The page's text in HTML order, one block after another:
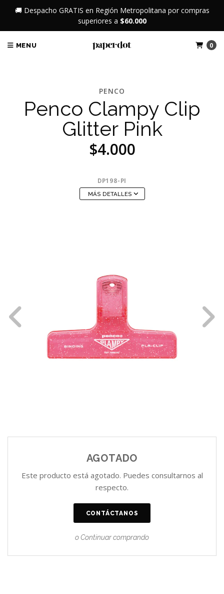
🚚 Despacho GRATIS en Región Metropolitana por compras
superiores a $60.000
MENU 0
PENCO
Penco Clampy Clip
Glitter Pink
$4.000
DP198-PI
MÁS DETALLES
AGOTADO
Este producto está agotado. Puedes consultarnos al
respecto.
CONTÁCTANOS
o Continuar comprando